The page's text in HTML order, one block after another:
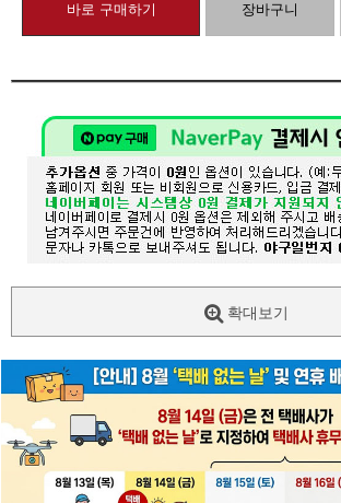
바로 구매하기 장바구니
확대보기